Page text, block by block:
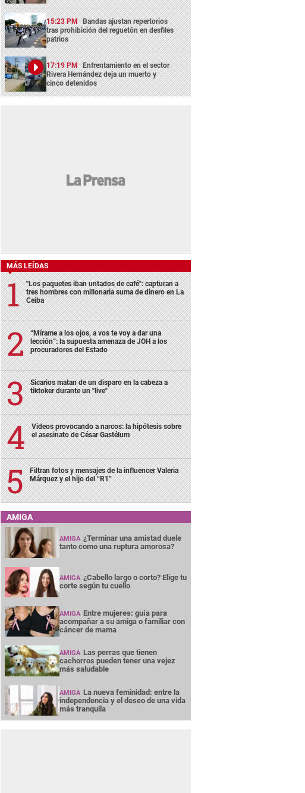
15:23 PM Bandas ajustan repertorios
tras prohibición del reguetón en desfiles
patrios
17:19 PM Enfrentamiento en el sector
Rivera Hernández deja un muerto y
cinco detenidos
MÁS LEÍDAS
"Los paquetes iban untados de café": capturan a
tres hombres con millonaria suma de dinero en La
Ceiba
“Mírame a los ojos, a vos te voy a dar una
lección”: la supuesta amenaza de JOH a los
procuradores del Estado
Sicarios matan de un disparo en la cabeza a
tiktoker durante un "live"
Videos provocando a narcos: la hipótesis sobre
el asesinato de César Gastélum
Filtran fotos y mensajes de la influencer Valeria
Márquez y el hijo del “R1”
AMIGA
AMIGA ¿Terminar una amistad duele
tanto como una ruptura amorosa?
AMIGA ¿Cabello largo o corto? Elige tu
corte según tu cuello
AMIGA Entre mujeres: guía para
acompañar a su amiga o familiar con
cáncer de mama
AMIGA Las perras que tienen
cachorros pueden tener una vejez
más saludable
AMIGA La nueva feminidad: entre la
independencia y el deseo de una vida
más tranquila